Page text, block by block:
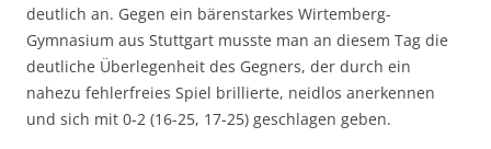
deutlich an. Gegen ein bärenstarkes Wirtemberg-
Gymnasium aus Stuttgart musste man an diesem Tag die
deutliche Überlegenheit des Gegners, der durch ein
nahezu fehlerfreies Spiel brillierte, neidlos anerkennen
und sich mit 0-2 (16-25, 17-25) geschlagen geben.